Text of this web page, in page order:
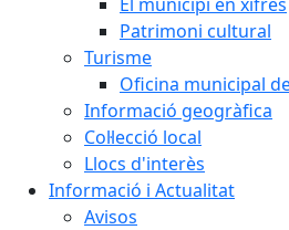
Patrimoni cultural
Turisme
Oficina municipal
Informació geogràfica
Col·lecció local
Llocs d'interès
Informació i Actualitat
Avisos